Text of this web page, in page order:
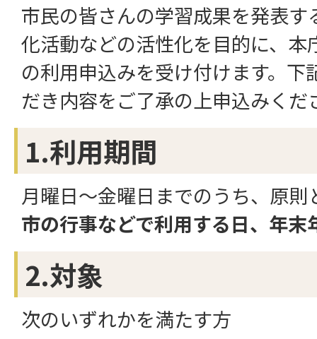
市民の皆さんの学習成果を発表す
化活動などの活性化を目的に、本
の利用申込みを受け付けます。下
だき内容をご了承の上申込みくだ
1.利用期間
月曜日～金曜日までのうち、原
市の行事などで利用する日、年末
2.対象
次のいずれかを満たす方